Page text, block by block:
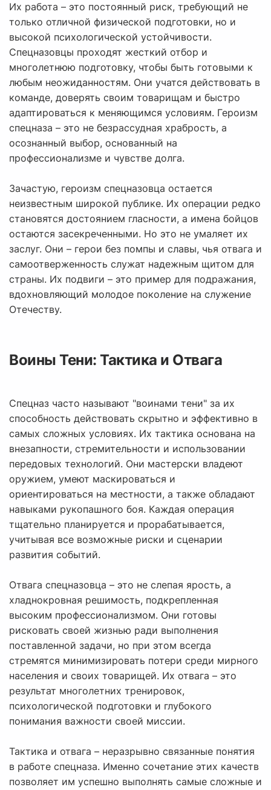
Их работа – это постоянный риск, требующий не
только отличной физической подготовки, но и
высокой психологической устойчивости.
Спецназовцы проходят жесткий отбор и
многолетнюю подготовку, чтобы быть готовыми к
любым неожиданностям. Они учатся действовать в
команде, доверять своим товарищам и быстро
адаптироваться к меняющимся условиям. Героизм
спецназа – это не безрассудная храбрость, а
осознанный выбор, основанный на
профессионализме и чувстве долга.
Зачастую, героизм спецназовца остается
неизвестным широкой публике. Их операции редко
становятся достоянием гласности, а имена бойцов
остаются засекреченными. Но это не умаляет их
заслуг. Они – герои без помпы и славы, чья отвага и
самоотверженность служат надежным щитом для
страны. Их подвиги – это пример для подражания,
вдохновляющий молодое поколение на служение
Отечеству.
Воины Тени: Тактика и Отвага
Спецназ часто называют "воинами тени" за их
способность действовать скрытно и эффективно в
самых сложных условиях. Их тактика основана на
внезапности, стремительности и использовании
передовых технологий. Они мастерски владеют
оружием, умеют маскироваться и
ориентироваться на местности, а также обладают
навыками рукопашного боя. Каждая операция
тщательно планируется и прорабатывается,
учитывая все возможные риски и сценарии
развития событий.
Отвага спецназовца – это не слепая ярость, а
хладнокровная решимость, подкрепленная
высоким профессионализмом. Они готовы
рисковать своей жизнью ради выполнения
поставленной задачи, но при этом всегда
стремятся минимизировать потери среди мирного
населения и своих товарищей. Их отвага – это
результат многолетних тренировок,
психологической подготовки и глубокого
понимания важности своей миссии.
Тактика и отвага – неразрывно связанные понятия
в работе спецназа. Именно сочетание этих качеств
позволяет им успешно выполнять самые сложные и